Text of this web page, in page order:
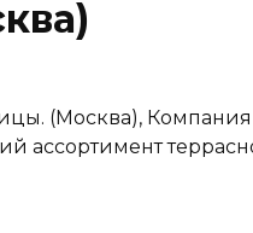
(Москва),
ассортимент